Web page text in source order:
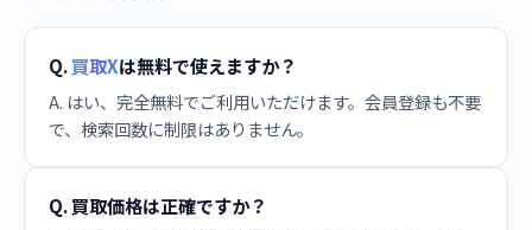
Q.買取Xは無料で使えますか？
A. はい、完全無料でご利用いただけます。会員登録も不要
で、検索回数に制限はありません。
Q. 買取価格は正確ですか？